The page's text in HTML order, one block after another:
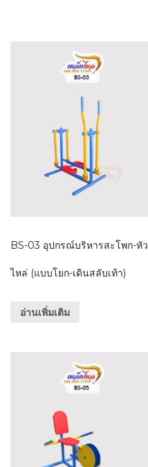
BS-03 อุปกรณ์บริหารสะโพก-หัว
ไหล่ (แบบโยก-เดินสลับเท้า)
อ่านเพิ่มเติม